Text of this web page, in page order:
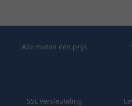
Alle maten één prijs
SSL versleuteling